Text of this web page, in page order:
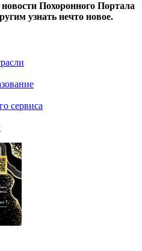
Похоронного Портала
узнать нечто новое.
сервиса